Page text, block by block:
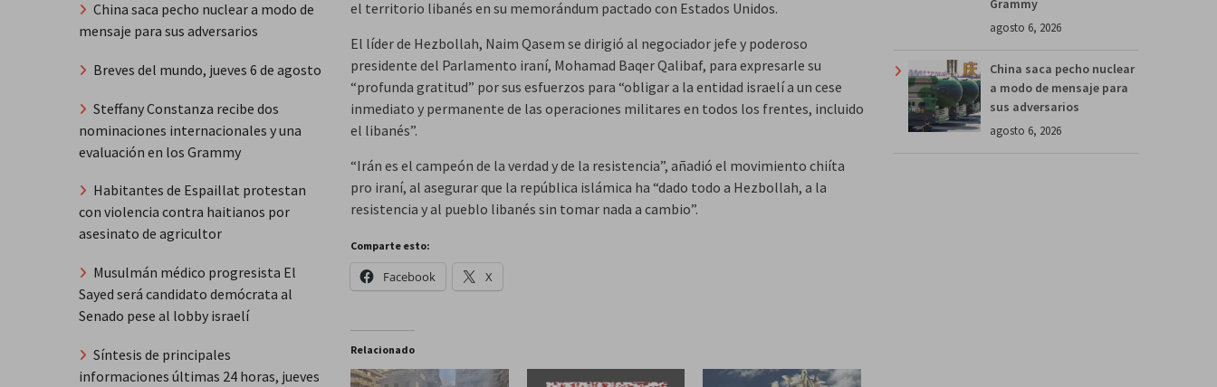
el territorio libanés en su memorándum pactado con Estados Unidos.
El líder de Hezbollah, Naim Qasem se dirigió al negociador jefe y poderoso
presidente del Parlamento iraní, Mohamad Baqer Qalibaf, para expresarle su
“profunda gratitud” por sus esfuerzos para “obligar a la entidad israelí a un cese
inmediato y permanente de las operaciones militares en todos los frentes, incluido
el libanés”.
“Irán es el campeón de la verdad y de la resistencia”, añadió el movimiento chiíta
pro iraní, al asegurar que la república islámica ha “dado todo a Hezbollah, a la
resistencia y al pueblo libanés sin tomar nada a cambio”.
Comparte esto:
Facebook X
Relacionado
Grammy
agosto 6, 2026
China saca pecho nuclear
a modo de mensaje para
sus adversarios
agosto 6, 2026
China saca pecho nuclear a modo de
mensaje para sus adversarios
Breves del mundo, jueves 6 de agosto
Steffany Constanza recibe dos
nominaciones internacionales y una
evaluación en los Grammy
Habitantes de Espaillat protestan
con violencia contra haitianos por
asesinato de agricultor
Musulmán médico progresista El
Sayed será candidato demócrata al
Senado pese al lobby israelí
Síntesis de principales
informaciones últimas 24 horas, jueves